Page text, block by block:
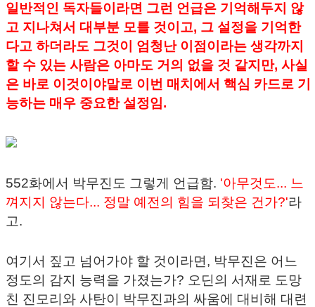
일반적인 독자들이라면 그런 언급은 기억해두지 않
고 지나쳐서 대부분 모를 것이고, 그 설정을 기억한
다고 하더라도 그것이 엄청난 이점이라는 생각까지
할 수 있는 사람은 아마도 거의 없을 것 같지만, 사실
은 바로 이것이야말로 이번 매치에서 핵심 카드로 기
능하는 매우 중요한 설정임.
552화에서 박무진도 그렇게 언급함. '아무것도... 느
껴지지 않는다... 정말 예전의 힘을 되찾은 건가?'라
고.
여기서 짚고 넘어가야 할 것이라면, 박무진은 어느
정도의 감지 능력을 가졌는가? 오딘의 서재로 도망
친 진모리와 사탄이 박무진과의 싸움에 대비해 대련